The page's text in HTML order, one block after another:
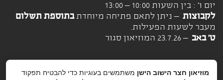
יום ו' : בין השעות 10:00 – 13:00
לקבוצות – ניתן לתאם פתיחה מיוחדתבתוספת תשלום
מעבר לשעות הפעילות.
ט' באב– 23.7.26 המוזיאון סגור
מוזיאון חצר הישוב הישן משתמשים בעוגיות כדי להבטיח תפקוד